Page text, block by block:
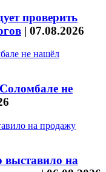
проверить
| 07.08.2026
не
выставило на